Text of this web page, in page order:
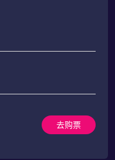
去购票